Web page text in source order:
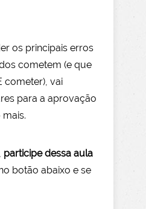
os principais erros
cometem (e que
cometer), vai
para a aprovação
mais.
, participe dessa aula
botão abaixo e se